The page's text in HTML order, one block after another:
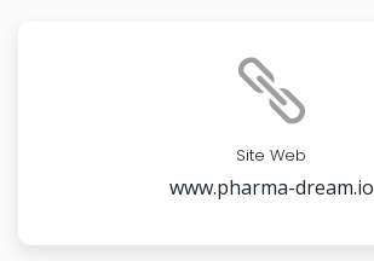
Site Web
www.pharma-dream.io